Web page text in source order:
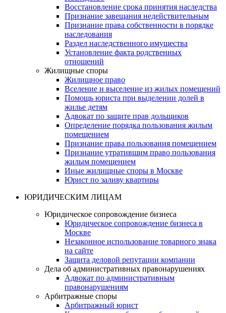
Восстановление срока принятия наследства
Признание завещания недействительным
Признание права собственности в порядке
наследования
Раздел наследственного имущества
Установление факта родственных
отношений
Жилищные споры
Жилищное право
Вселение и выселение из жилых помещений
Помощь юриста при выделении долей в
жилье детям
Адвокат по защите прав дольщиков
Определение порядка пользования жилым
помещением
Признание права пользования помещением
Признание утратившим право пользования
жилым помещением
Иные жилищные споры в Москве
Юрист по заливу квартиры
ЮРИДИЧЕСКИМ ЛИЦАМ
Юридическое сопровождение бизнеса
Юридическое сопровождение бизнеса в
Москве
Незаконное использование товарного знака
на сайте
Защита деловой репутации компании
Дела об административных правонарушениях
Адвокат по административным
правонарушениям
Арбитражные споры
Арбитражный юрист